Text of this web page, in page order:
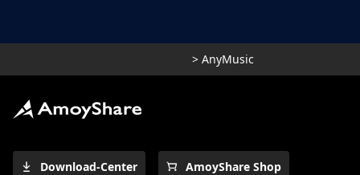
> AnyMusic
Download-Center AmoyShare Shop